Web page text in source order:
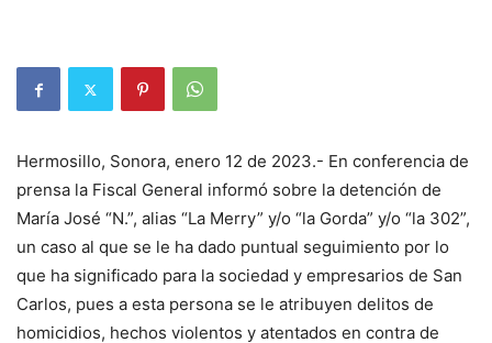
Hermosillo, Sonora, enero 12 de 2023.- En conferencia de
prensa la Fiscal General informó sobre la detención de
María José “N.”, alias “La Merry” y/o “la Gorda” y/o “la 302”,
un caso al que se le ha dado puntual seguimiento por lo
que ha significado para la sociedad y empresarios de San
Carlos, pues a esta persona se le atribuyen delitos de
homicidios, hechos violentos y atentados en contra de